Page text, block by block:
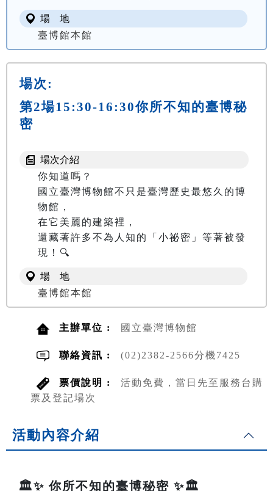
場 地
臺博館本館
場次:
第2場15:30-16:30你所不知的臺博秘
密
場次介紹
你知道嗎？
國立臺灣博物館不只是臺灣歷史最悠久的博
物館，
在它美麗的建築裡，
還藏著許多不為人知的「小祕密」等著被發
現！🔍
場 地
臺博館本館
主辦單位 : 國立臺灣博物館
聯絡資訊 : (02)2382-2566分機7425
票價說明 :
活動免費，當日先至服務台購
票及登記場次
活動內容介紹
🏛️✨ 你所不知的臺博秘密 ✨🏛️